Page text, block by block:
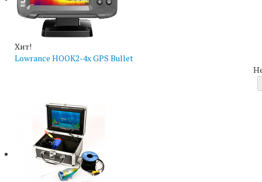
Хит!
Lowrance HOOK2-4x GPS Bullet